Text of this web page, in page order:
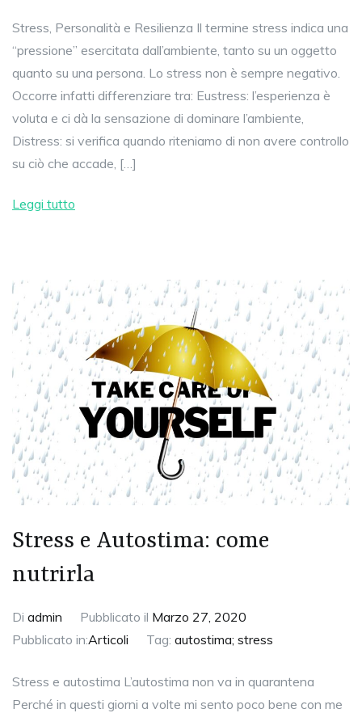
Stress, Personalità e Resilienza Il termine stress indica una
“pressione” esercitata dall’ambiente, tanto su un oggetto
quanto su una persona. Lo stress non è sempre negativo.
Occorre infatti differenziare tra: Eustress: l’esperienza è
voluta e ci dà la sensazione di dominare l’ambiente,
Distress: si verifica quando riteniamo di non avere controllo
su ciò che accade, […]
Leggi tutto
Stress e Autostima: come
nutrirla
Di admin Pubblicato il Marzo 27, 2020
Pubblicato in:Articoli Tag: autostima; stress
Stress e autostima L’autostima non va in quarantena
Perché in questi giorni a volte mi sento poco bene con me